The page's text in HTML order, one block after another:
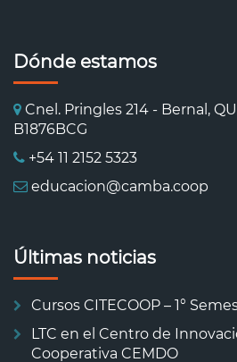
Dónde estamos
Cnel. Pringles 214 - Bernal,
B1876BCG
+54 11 2152 5323
educacion@camba.coop
Últimas noticias
Cursos CITECOOP – 1°
LTC en el Centro de
Cooperativa CEMDO